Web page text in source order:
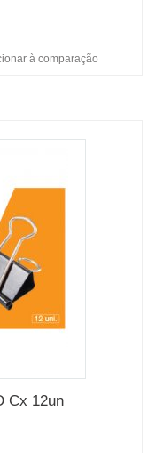
à comparação
Cx 12un